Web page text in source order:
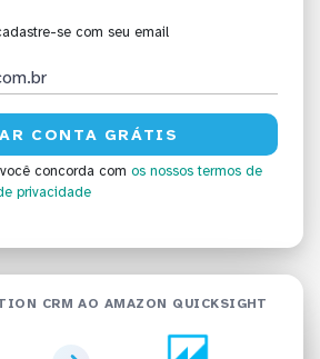
se com seu email
concorda com os nossos termos de
privacidade
CRM AO AMAZON QUICKSIGHT